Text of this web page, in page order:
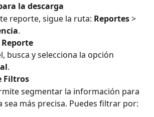
la descarga
reporte, sigue la ruta: Reportes >
.
Reporte
busca y selecciona la opción
.
Filtros
segmentar la información para
sea más precisa. Puedes filtrar por: